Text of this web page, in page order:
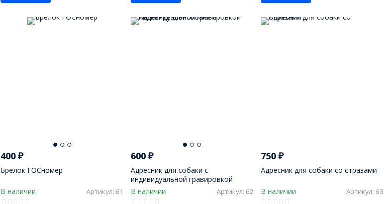
400₽
Брелок ГОСномер
В наличии Артикул: 61
600 ₽
Адресник для собаки с
индивидуальной гравировкой
В наличии
Артикул: 62
750 ₽
Адресник для собаки со стразами
В наличии Артикул: 63